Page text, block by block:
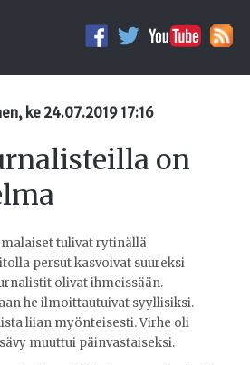
ke 24.07.2019 17:16
on
tulivat rytinällä
persut kasvoivat suureksi
olivat ihmeissään.
he ilmoittautuivat syyllisiksi.
liian myönteisesti. Virhe oli
muuttui päinvastaiseksi.